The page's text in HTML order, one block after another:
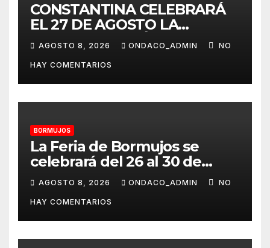
CONSTANTINA CELEBRARÁ
EL 27 DE AGOSTO LA
TERCERA EDICIÓN DE SU
CERTAMEN TAURINO
ALAMBIQUE DE PLATA»
AGOSTO 8, 2026 ONDACO_ADMIN NO
HAY COMENTARIOS
BORMUJOS
La Feria de Bormujos se
celebrará del 26 al 30 de
agosto
AGOSTO 8, 2026 ONDACO_ADMIN NO
HAY COMENTARIOS